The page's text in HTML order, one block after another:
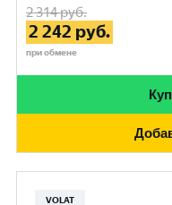
2 314руб.
2 242 руб.
при обмене
VOLAT